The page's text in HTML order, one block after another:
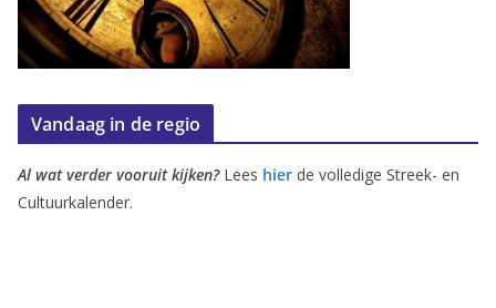
Vandaag in de regio
Al wat verder vooruit kijken?Lees hier de volledige Streek- en
Cultuurkalender.